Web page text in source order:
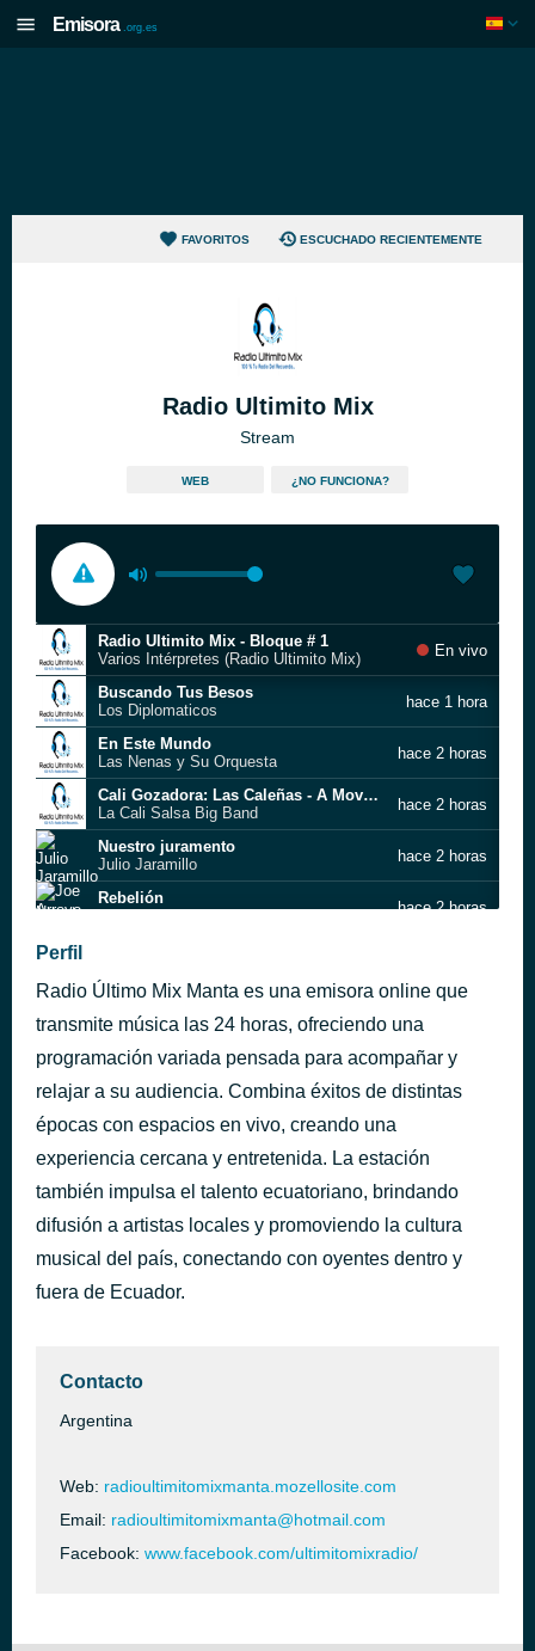
Emisora .org.es
FAVORITOS ESCUCHADO RECIENTEMENTE
Radio Ultimito Mix
Stream
WEB ¿NO FUNCIONA?
Radio Ultimito Mix - Bloque # 1
Varios Intérpretes (Radio Ultimito Mix)
En vivo
Buscando Tus Besos
Los Diplomaticos
hace 1 hora
En Este Mundo
Las Nenas y Su Orquesta
hace 2 horas
Cali Gozadora: Las Caleñas - A Mover La Colita
La Cali Salsa Big Band
hace 2 horas
Nuestro juramento
Julio Jaramillo
hace 2 horas
Rebelión
hace 2 horas
Tú me pides que te olvide
Leo Dan
Periódico De Ayer
Héctor Lavoe
hace 2 horas
Las Pequeñas Cosas
Las Chicas Del Can
Perfil
Radio Último Mix Manta es una emisora online que
transmite música las 24 horas, ofreciendo una
programación variada pensada para acompañar y
relajar a su audiencia. Combina éxitos de distintas
épocas con espacios en vivo, creando una
experiencia cercana y entretenida. La estación
también impulsa el talento ecuatoriano, brindando
difusión a artistas locales y promoviendo la cultura
musical del país, conectando con oyentes dentro y
fuera de Ecuador.
Contacto
Argentina
Web: radioultimitomixmanta.mozellosite.com
Email: radioultimitomixmanta@hotmail.com
Facebook: www.facebook.com/ultimitomixradio/